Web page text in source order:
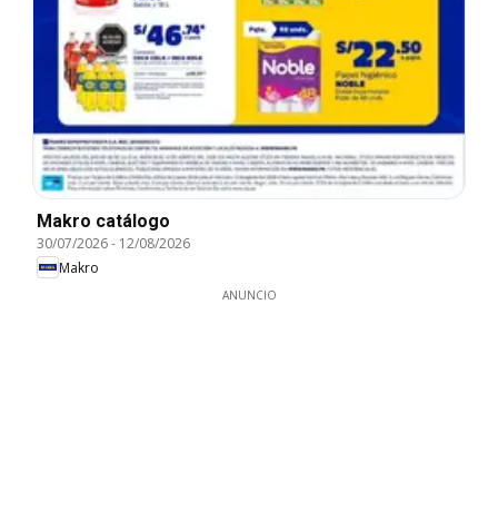
Makro catálogo
30/07/2026- 12/08/2026
Makro
ANUNCIO